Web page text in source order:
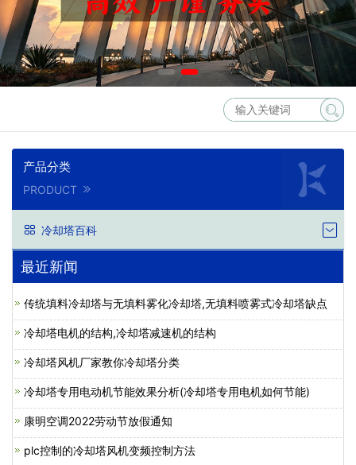
产品分类
PRODUCT
冷却塔百科
最近新闻
传统填料冷却塔与无填料雾化冷却塔,无填料喷雾式冷却塔缺点
冷却塔电机的结构,冷却塔减速机的结构
冷却塔风机厂家教你冷却塔分类
冷却塔专用电动机节能效果分析(冷却塔专用电机如何节能)
康明空调2022劳动节放假通知
plc控制的冷却塔风机变频控制方法